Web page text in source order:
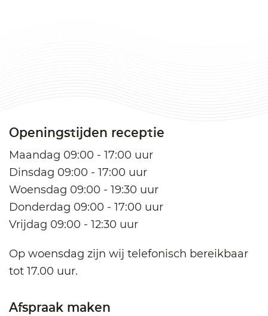
Openingstijden receptie
Maandag 09:00 - 17:00 uur
Dinsdag 09:00 - 17:00 uur
Woensdag 09:00 - 19:30 uur
Donderdag 09:00 - 17:00 uur
Vrijdag 09:00 - 12:30 uur
Op woensdag zijn wij telefonisch bereikbaar
tot 17.00 uur.
Afspraak maken